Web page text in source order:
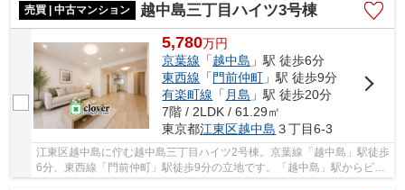
売買 | 中古マンション 越中島三丁目ハイツ3号棟
5,780万円
京葉線 「越中島 」駅 徒歩6分
東西線 「 門前仲町 」駅 徒歩9分
有楽町線 「 月島 」駅 徒歩20分
7階 / 2LDK / 61.29㎡
東京都江東区越中島 ３丁目6-3
江東区越中島に佇む越中島三丁目ハイツ2号棟。京葉線「越中島」駅徒歩
6分、東西線「門前仲町」駅徒歩9分の立地です。「越中島」駅からビッ
クターミナルの「東京」駅までも乗換なしでア...